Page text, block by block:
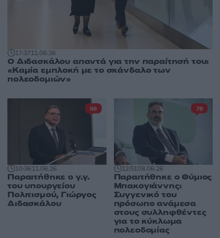
17:3711.06.26
Ο Διδασκάλου απαντά για την παραίτησή του:
«Καμία εμπλοκή με το σκάνδαλο των
πολεοδομιών»
10:3611.06.26
Παραιτήθηκε ο γ.γ.
του υπουργείου
Πολιτισμού, Γιώργος
Διδασκάλου
88
12:5108.06.26
Παραιτήθηκε ο Θύμιος
Μπακογιάννης:
Συγγενικό του
πρόσωπο ανάμεσα
στους συλληφθέντες
για το κύκλωμα
πολεοδομίας
78